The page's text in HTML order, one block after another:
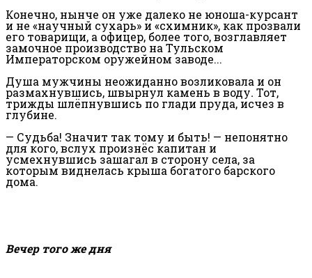
Конечно, нынче он уже далеко не юноша-курсант
и не «научный сухарь» и «схимник», как прозвали
его товарищи, а офицер, более того, возглавляет
замочное производство на Тульском
Императорском оружейном заводе...
Душа мужчины неожиданно возликовала и он
размахнувшись, швырнул камень в воду. Тот,
трижды шлёпнувшись по глади пруда, исчез в
глубине.
— Судьба! Значит так тому и быть! — непонятно
для кого, вслух произнёс капитан и
усмехнувшись зашагал в сторону села, за
которым виднелась крыша богатого барского
дома.
Вечер того же дня